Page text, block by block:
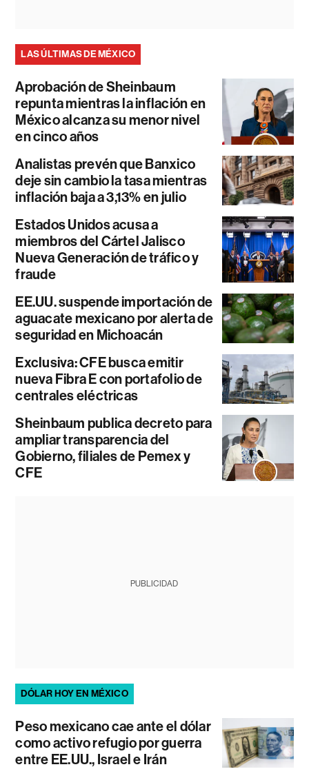
LAS ÚLTIMAS DE MÉXICO
Aprobación de Sheinbaum
repunta mientras la inflación en
México alcanza su menor nivel
en cinco años
Analistas prevén que Banxico
deje sin cambio la tasa mientras
inflación baja a 3,13% en julio
Estados Unidos acusa a
miembros del Cártel Jalisco
Nueva Generación de tráfico y
fraude
EE.UU. suspende importación de
aguacate mexicano por alerta de
seguridad en Michoacán
Exclusiva: CFE busca emitir
nueva Fibra E con portafolio de
centrales eléctricas
Sheinbaum publica decreto para
ampliar transparencia del
Gobierno, filiales de Pemex y
CFE
PUBLICIDAD
DÓLAR HOY EN MÉXICO
Peso mexicano cae ante el dólar
como activo refugio por guerra
entre EE.UU., Israel e Irán